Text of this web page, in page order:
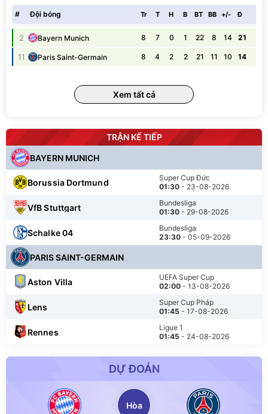
# Đội bóng Tr T H B BT BB +/- Đ
2 Bayern Munich 8 7 0 1 22 8 14 21
11 Paris Saint-Germain 8 4 2 2 21 11 10 14
Xem tất cả
TRẬN KẾ TIẾP
BAYERN MUNICH
Super Cup Đức
01:30- 23-08-2026
Borussia Dortmund
Bundesliga
01:30- 29-08-2026
VfB Stuttgart
Bundesliga
23:30- 05-09-2026
Schalke 04
PARIS SAINT-GERMAIN
UEFA Super Cup
02:00- 13-08-2026
Aston Villa
Super Cup Pháp
01:45 - 17-08-2026
Lens
Ligue 1
01:45 - 24-08-2026
Rennes
DỰ ĐOÁN
Hòa